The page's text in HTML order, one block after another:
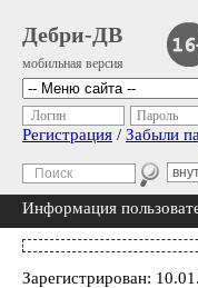
Дебри-ДВ
мобильная версия
Логин Пароль
Регистрация / Забыли
Информация
Зарегистрирован: